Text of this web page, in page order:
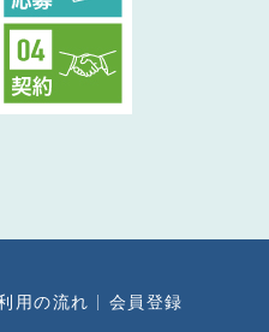
用の流れ 会員登録